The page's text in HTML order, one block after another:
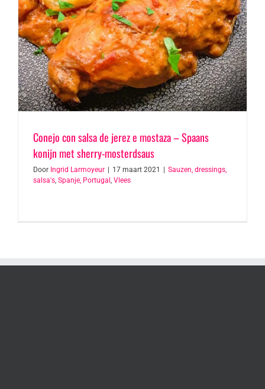
Conejo con salsa de jerez e mostaza – Spaans
konijn met sherry-mosterdsaus
Door Ingrid Larmoyeur 17 maart 2021
Sauzen, dressings,
salsa's, Spanje, Portugal , Vlees